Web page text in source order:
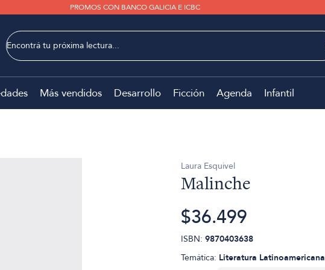
PROMOS CON BANCO GALICIA E ICBC
Más vendidos Desarrollo Ficción Agenda Infantil
Laura Esquivel
Malinche
$36.499
ISBN: 9870403638
Temática: Literatura Latinoamericana